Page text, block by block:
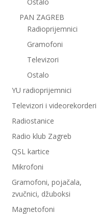
PAN ZAGREB
Radioprijemnici
Gramofoni
Televizori
Ostalo
YU radioprijemnici
Televizori i videorekorderi
Radiostanice
Radio klub Zagreb
QSL kartice
Mikrofoni
Gramofoni, pojačala,
zvučnici, džuboksi
Magnetofoni